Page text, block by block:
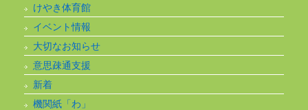
けやき体育館
イベント情報
大切なお知らせ
意思疎通支援
新着
機関紙「わ」